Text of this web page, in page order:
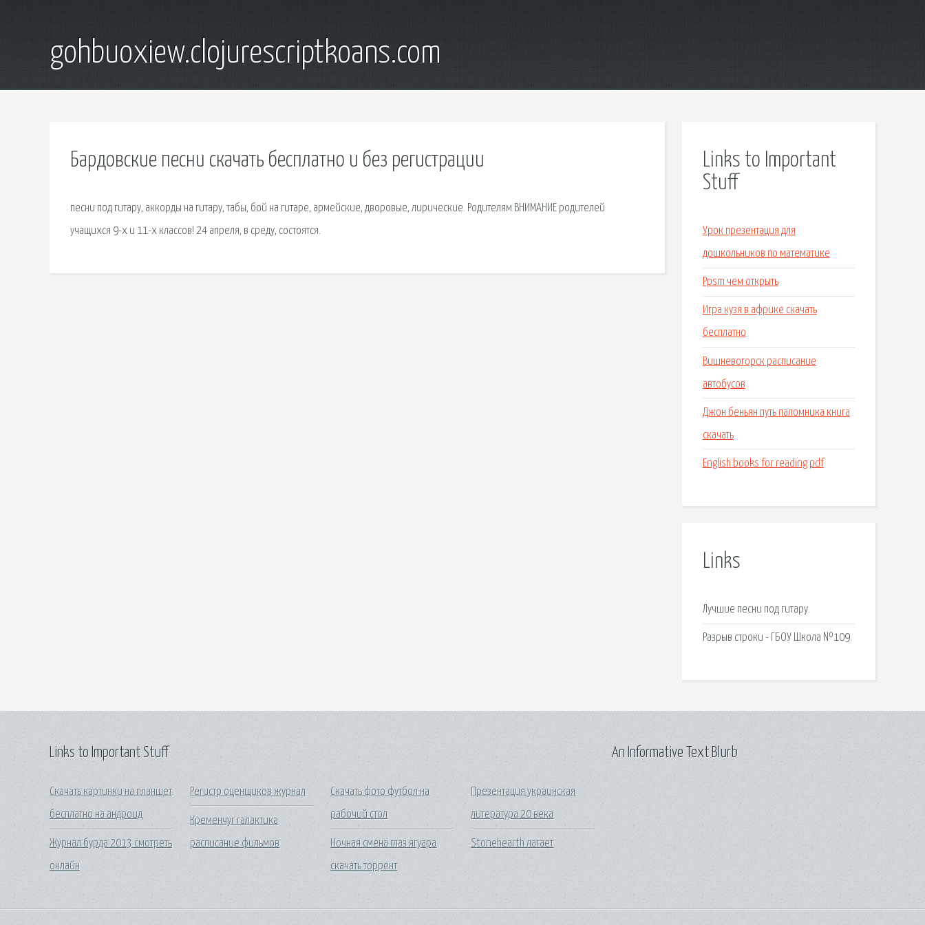
gohbuoxiew.clojurescriptkoans.com
Бардовские песни скачать бесплатно и без регистрации
песни под гитару, аккорды на гитару, табы, бой на гитаре, армейские, дворовые, лирические. Родителям ВНИМАНИЕ родителей
учащихся 9-х и 11-х классов! 24 апреля, в среду, состоятся.
Links to Important
Stuff
Урок презентация для
дошкольников по математике
Ppsm чем открыть
Игра кузя в африке скачать
бесплатно
Вишневогорск расписание
автобусов
Джон беньян путь паломника книга
скачать
English books for reading pdf
Links
Лучшие песни под гитару.
Разрыв строки - ГБОУ Школа №109.
Links to Important Stuff
Скачать картинки на планшет
бесплатно на андроид
Журнал бурда 2013 смотреть
онлайн
Регистр оценщиков журнал
Кременчуг галактика
расписание фильмов
Скачать фото футбол на
рабочий стол
Ночная смена глаз ягуара
скачать торрент
Презентация украинская
литература 20 века
Stonehearth лагает
An Informative Text Blurb